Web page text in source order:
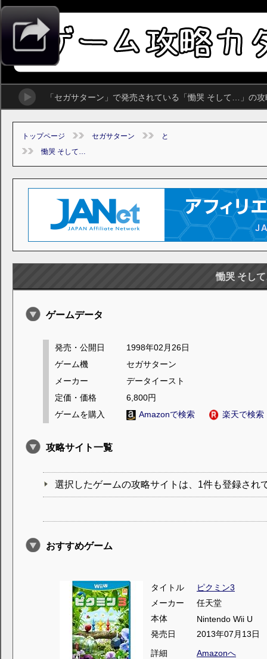
「セガサターン」で発売されている「慟哭 そして…」の
トップページ セガサターン
と
慟哭 そして…
慟哭 そし
ゲームデータ
発売・公開日
1998年02月26日
ゲーム機
セガサターン
メーカー
データイースト
定価・価格
6,800円
ゲームを購入
Amazonで検索 楽天で検索
攻略サイト一覧
選択したゲームの攻略サイトは、1件も登録され
おすすめゲーム
タイトル
ピクミン3
メーカー
任天堂
本体
Nintendo Wii U
発売日
2013年07月13日
詳細
Amazonへ